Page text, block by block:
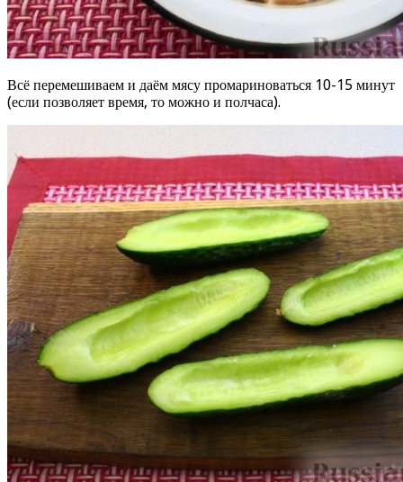
Всё перемешиваем и даём мясу промариноваться 10-15 минут
(если позволяет время, то можно и полчаса).